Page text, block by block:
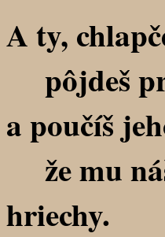
A ty,
pôjdeš
a poučíš
že mu
hriechy.